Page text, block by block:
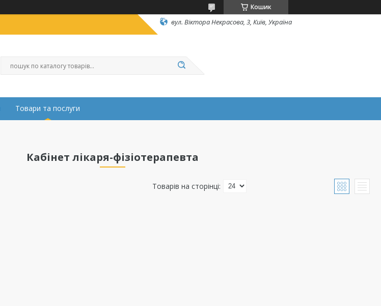
Кошик
вул. Вiктора Некрасова, 3, Київ, Україна
Товари та послуги
Кабінет лікаря-фізіотерапевта